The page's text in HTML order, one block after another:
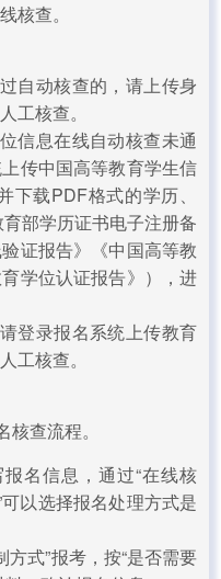
核查。
自动核查的，请上传身
工核查。
信息在线自动核查未通
传中国高等教育学生信
载PDF格式的学历、
部学历证书电子注册备
证报告》《中国高等教
学位认证报告》），进
登录报名系统上传教育
工核查。
查流程。
名信息，通过“在线核
以选择报名处理方式是
方式”报考，按“是否需要